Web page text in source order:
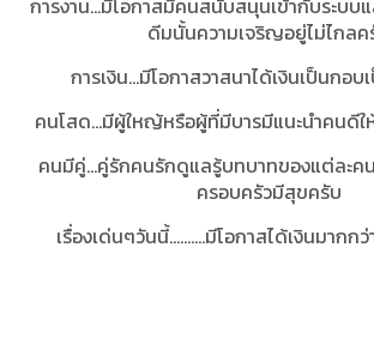
การงาน...มีโอกาสมีคนสนับสนุนเข้ากับระบบ
ดีมนั้นความเจริญอยู่ไม่ไกลค
การเงิน...มีโอกาสวาสนาได้เงินเป็นกอบ
คนโสด...มีผู้ใหญ้หรือผู้ที่มีบารมีแนะนำคนดีใ
คนมีคู่...คู่รักคนรักดูแลรู้บทบาทของแต่ละค
ครอบครัวมีสุขครับ
เรื่องเด่นๆวันนี้..........มีโอกาสได้เงินมาก